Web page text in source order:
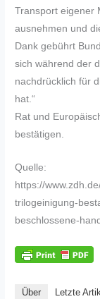
Transport eigener
ausnehmen und
Dank gebührt
sich während der
nachdrücklich für
hat.“
Rat und
bestätigen.
Quelle:
https://
trilogeinigung-
beschlossene-
Über Letzte